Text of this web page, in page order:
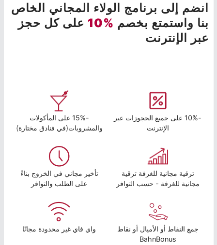
انضم إلى برنامج الولاء المجاني الخاص
بنا واستمتع بخصم %10
على كل حجز
عبر الإنترنت
-10% على جميع الحجوزات عبر
الإنترنت
-15% على المأكولات
والمشروبات(في فنادق مختارة)
ترقية مجانية للغرفة ترقية
مجانية للغرفة - حسب التوافر
تأخير مجاني في الخروج بناءً
على الطلب والتوافر
جمع النقاط أو الأميال أو نقاط
BahnBonus
واي فاي غير محدودة مجانًا